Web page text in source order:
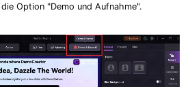
Option "Demo und Aufnahme".